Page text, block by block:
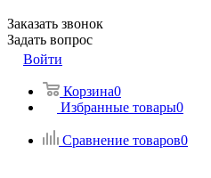
Заказать звонок
Задать вопрос
Войти
Корзина0
Избранные товары0
Сравнение товаров0